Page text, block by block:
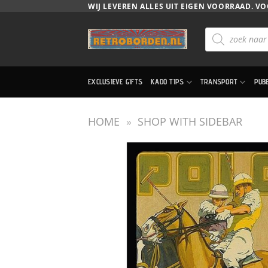
WIJ LEVEREN ALLES UIT EIGEN VOORRAAD.
Producten
zoeken
EXCLUSIEVE GIFTS KADO TIPS TRANSPORT
HOME » SHOP WITH SIDEBAR